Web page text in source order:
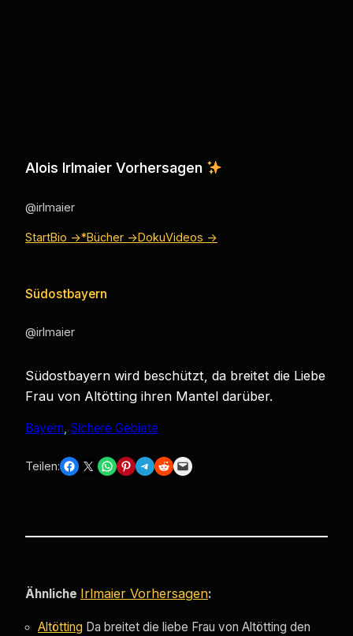
Alois Irlmaier Vorhersagen
@irlmaier
StartBio →*Bücher →DokuVideos →
Südostbayern
@irlmaier
Südostbayern wird beschützt, da breitet die Liebe
Frau von Altötting ihren Mantel darüber.
Bayern, Sichere Gebiete
Teilen: Share on Facebook Share on X Share on WhatsApp Share on Pinterest Share on Telegram Share on Reddit Email this Page
Ähnliche Irlmaier Vorhersagen:
Altötting Da breitet die liebe Frau von Altötting den